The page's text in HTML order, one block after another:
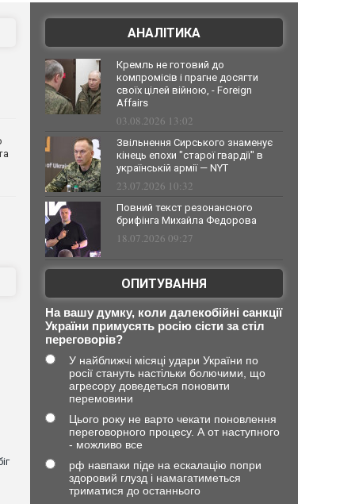
АНАЛІТИКА
Кремль не готовий до
компромісів і прагне досягти
своїх цілей війною, - Foreign
Affairs
03.08.2026 13:02
Звільнення Сирського знаменує
кінець епохи "старої гвардії" в
українській армії — NYT
23.07.2026 10:32
Повний текст резонансного
брифінга Михайла Федорова
18.07.2026 09:27
ОПИТУВАННЯ
На вашу думку, коли далекобійні санкції
України примусять росію сісти за стіл
переговорів?
У найближчі місяці удари України по
росії стануть настільки болючими, що
агресору доведеться поновити
перемовини
Цього року не варто чекати поновлення
переговорного процесу. А от наступного
- можливо все
рф навпаки піде на ескалацію попри
здоровий глузд і намагатиметься
триматися до останнього